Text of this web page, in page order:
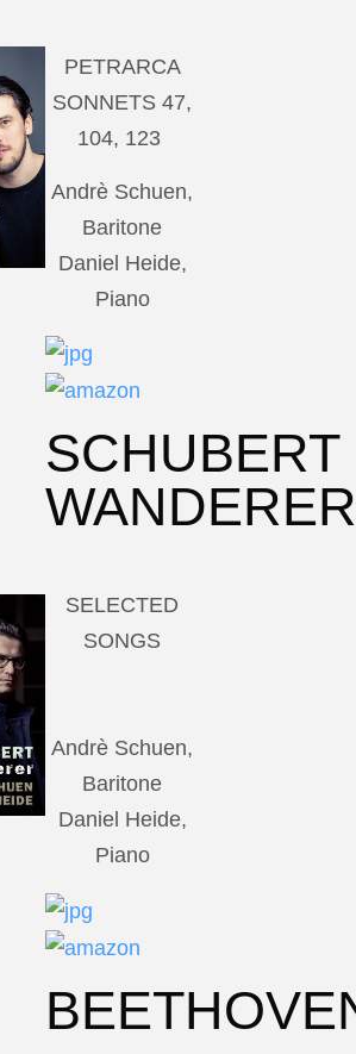
PETRARCA
SONNETS 47,
104, 123
Andrè Schuen,
Baritone
Daniel Heide,
Piano
SCHUBERT
WANDERER
SELECTED
SONGS
Andrè Schuen,
Baritone
Daniel Heide,
Piano